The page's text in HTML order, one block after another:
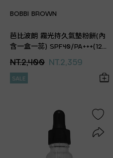
BOBBI BROWN
芭比波朗 霧光持久氣墊粉餅(內
含一盒一蕊) SPF40/PA+++(12g)
NT.2,400 NT.2,359
SALE